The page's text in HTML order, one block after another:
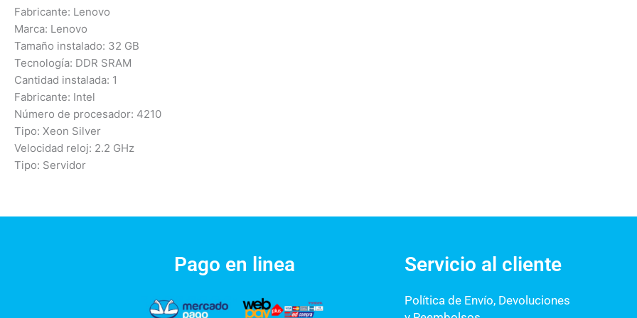
Fabricante: Lenovo
Marca: Lenovo
Tamaño instalado: 32 GB
Tecnología: DDR SRAM
Cantidad instalada: 1
Fabricante: Intel
Número de procesador: 4210
Tipo: Xeon Silver
Velocidad reloj: 2.2 GHz
Tipo: Servidor
Pago en linea Servicio al cliente
Política de Envío, Devoluciones